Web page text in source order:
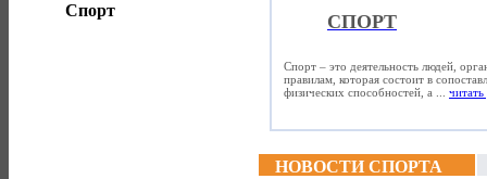
Спорт
СПОРТ
Спорт – это деятельность людей,
правилам, которая состоит в
физических способностей, а ... читать
НОВОСТИ СПОРТА